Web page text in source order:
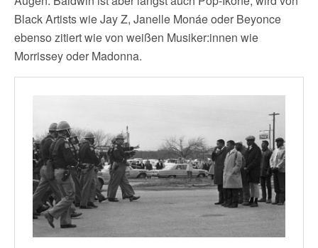
Black Artists wie Jay Z, Janelle Monáe oder Beyonce
ebenso zitiert wie von weißen Musiker:innen wie
Morrissey oder Madonna.